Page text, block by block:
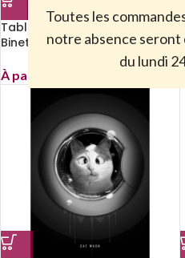
Toutes les
notre absence seront
du lundi
Tableau Motown – Sylvain
Binet
À partir de